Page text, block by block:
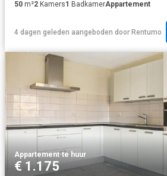
50 m²2 Kamers1 BadkamerAppartement
4 dagen geleden aangeboden door Rentumo
Appartement·te huur
€ 1.175